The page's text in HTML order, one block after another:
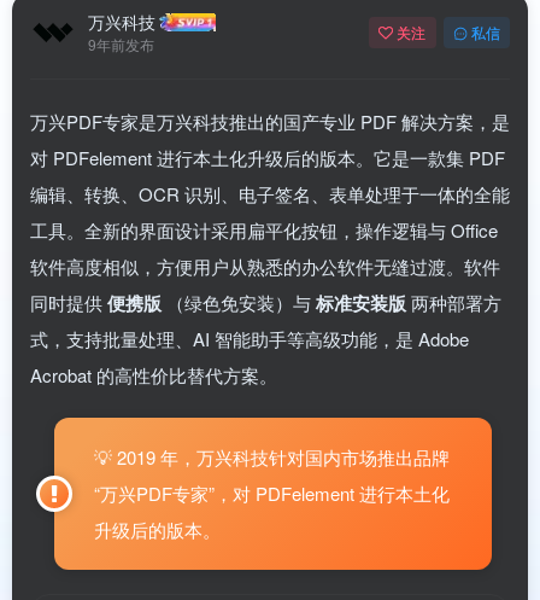
万兴科技
9年前发布
关注 私信
万兴PDF专家是万兴科技推出的国产专业 PDF 解决方案，是
对 PDFelement 进行本土化升级后的版本。它是一款集 PDF
编辑、转换、OCR 识别、电子签名、表单处理于一体的全能
工具。全新的界面设计采用扁平化按钮，操作逻辑与 Office
软件高度相似，方便用户从熟悉的办公软件无缝过渡。软件
同时提供便携版 （绿色免安装）与标准安装版 两种部署方
式，支持批量处理、AI 智能助手等高级功能，是 Adobe
Acrobat 的高性价比替代方案。
💡 2019 年，万兴科技针对国内市场推出品牌
“万兴PDF专家”，对 PDFelement 进行本土化
升级后的版本。